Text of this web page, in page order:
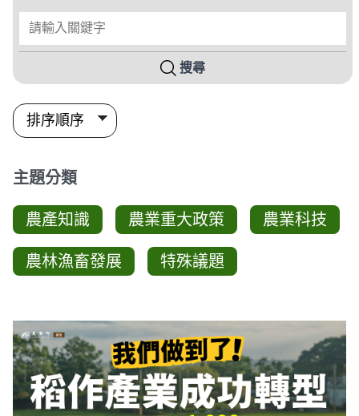
請輸入關鍵字
搜尋
主題分類
農產知識 農業重大政策 農業科技
農林漁畜發展 特殊議題
圖卡列表